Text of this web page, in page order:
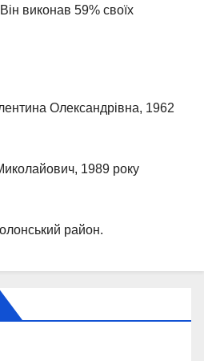
виконав 59% своїх
Олександрівна, 1962
1989 року
район.